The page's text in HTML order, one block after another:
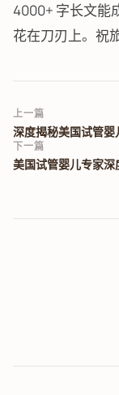
4000+ 字长文能
花在刀刃上。祝
上一篇
深度揭秘美国试管婴
下一篇
美国试管婴儿专家深